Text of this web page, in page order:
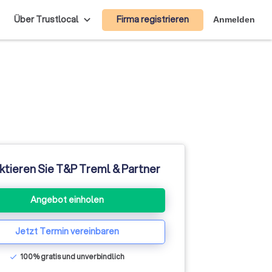
Über Trustlocal Firma registrieren Anmelden
Sie T&P Treml & Partner
Angebot einholen
Jetzt Termin vereinbaren
check 100% gratis und unverbindlich